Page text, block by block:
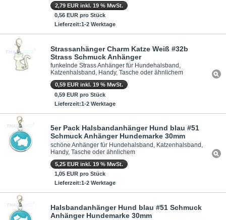
2,79 EUR inkl. 19 % MwSt.
0,56 EUR pro Stück
Lieferzeit:1-2 Werktage
Strassanhänger Charm Katze Weiß #32b
Strass Schmuck Anhänger
funkelnde Strass Anhänger für Hundehalsband,
Katzenhalsband, Handy, Tasche oder ähnlichem
0,59 EUR inkl. 19 % MwSt.
0,59 EUR pro Stück
Lieferzeit:1-2 Werktage
5er Pack Halsbandanhänger Hund blau #51
Schmuck Anhänger Hundemarke 30mm
schöne Anhänger für Hundehalsband, Katzenhalsband,
Handy, Tasche oder ähnlichem
5,25 EUR inkl. 19 % MwSt.
1,05 EUR pro Stück
Lieferzeit:1-2 Werktage
Halsbandanhänger Hund blau #51 Schmuck
Anhänger Hundemarke 30mm